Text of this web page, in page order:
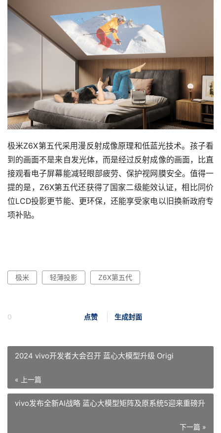
极米Z6X第五代采用漫反射成像原理和低蓝光技术。孩子看
到的画面不是来自发光体，而是经过反射成像的画面，比直
接观看电子屏幕能减轻眼部疲劳、保护视网膜安全。值得一
提的是，Z6X第五代还获得了国家二级能效认证，相比同价
位LCD投影更节能、更环保，还能享受家电以旧换新政府专
项补贴。
极米 轻薄投影 Z6X第五代
点赞 生成封面
0
2024 vivo开发者大会召开 蓝心大模型升级 Origi
« 上一篇
vivo发布全新AI战略 蓝心大模型矩阵及原系统5迎来重磅升
下一篇 »